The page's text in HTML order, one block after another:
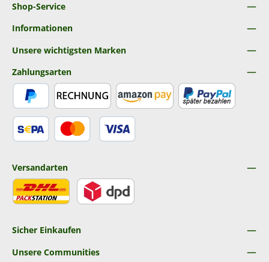
Shop-Service
Informationen
Unsere wichtigsten Marken
Sicher Einkaufen
Unsere Communities
Zahlungsarten
Versandarten